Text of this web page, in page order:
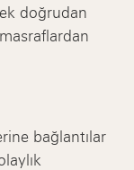
doğrudan
bağlantılar